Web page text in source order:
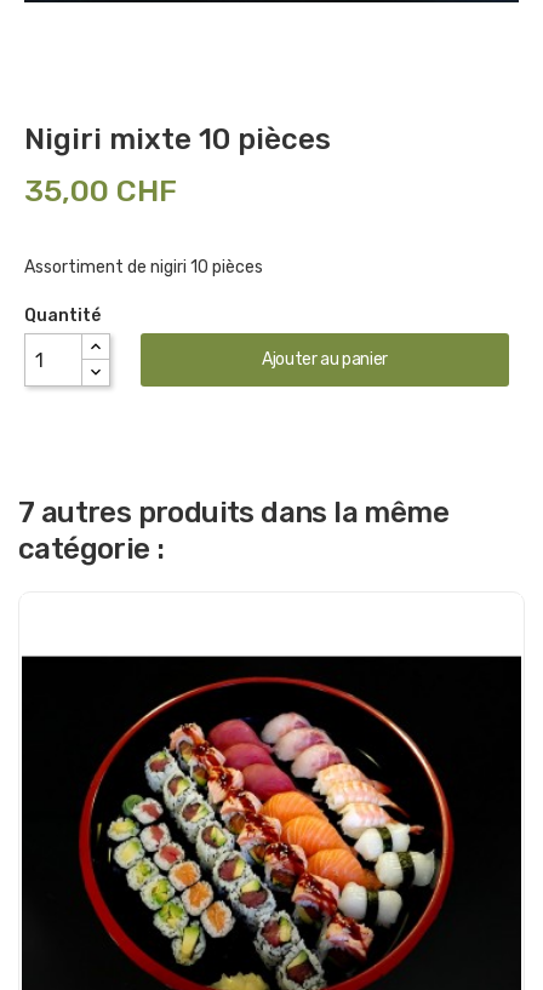
Nigiri mixte 10 pièces
35,00 CHF
Assortiment de nigiri 10 pièces
Quantité
Ajouter au panier
7 autres produits dans la même
catégorie :